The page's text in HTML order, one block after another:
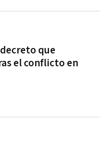
que
el conflicto en